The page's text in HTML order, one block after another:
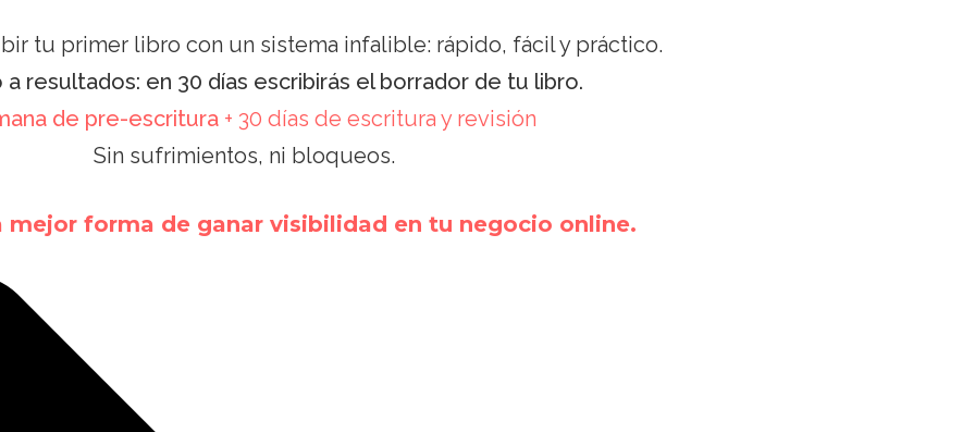
tu primer libro con un sistema infalible: rápido, fácil y práctico.
a resultados: en 30 días escribirás el borrador de tu libro.
de pre-escritura + 30 días de escritura y revisión
Sin sufrimientos, ni bloqueos.
mejor forma de ganar visibilidad en tu negocio online.